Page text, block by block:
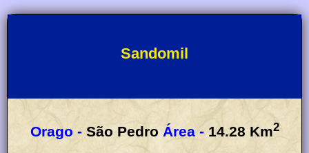
Sandomil
Orago - São Pedro Área - 14.28 Km2